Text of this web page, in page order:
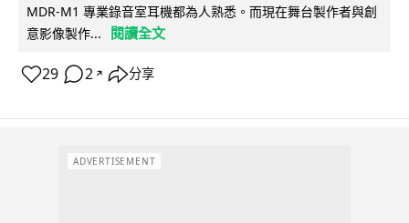
MDR-M1 專業錄音室耳機都為人熟悉。而現在舞台製作者與創
意影像製作...
閱讀全文
29 2 ↗ 分享
ADVERTISEMENT